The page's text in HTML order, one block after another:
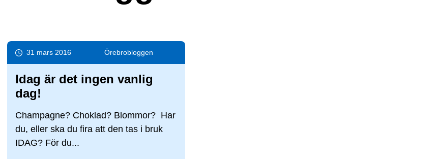
31 mars 2016 Örebro­bloggen
Idag är det ingen vanlig
dag!
Champagne? Choklad? Blommor? Har
du, eller ska du fira att den tas i bruk
IDAG? För du...